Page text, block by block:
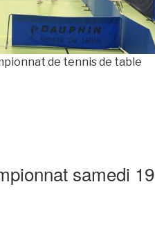
de tennis de table
samedi 19